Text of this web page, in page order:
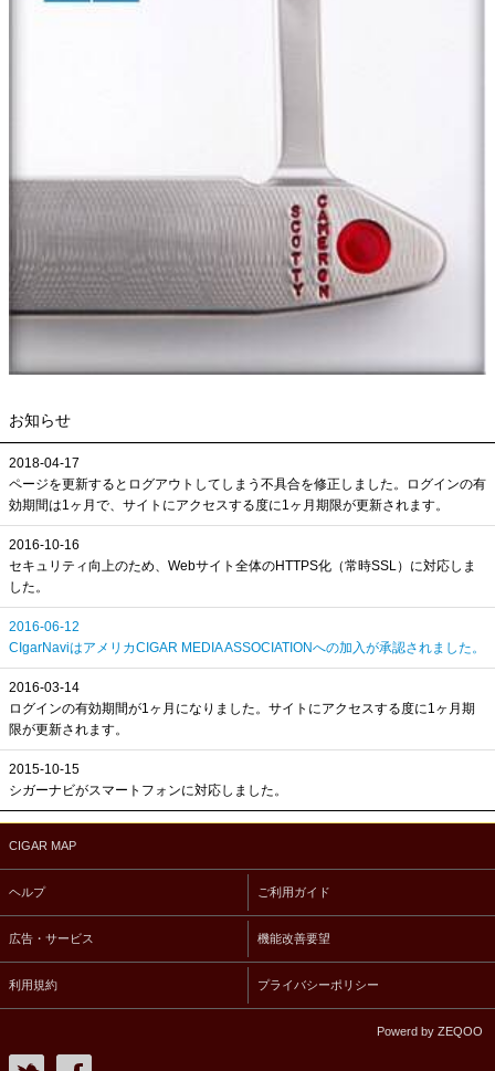
お知らせ
2018-04-17
ページを更新するとログアウトしてしまう不具合を修正しました。ログインの有
効期間は1ヶ月で、サイトにアクセスする度に1ヶ月期限が更新されます。
2016-10-16
セキュリティ向上のため、Webサイト全体のHTTPS化（常時SSL）に対応しま
した。
2016-06-12
CIgarNaviはアメリカCIGAR MEDIA ASSOCIATIONへの加入が承認されました。
2016-03-14
ログインの有効期間が1ヶ月になりました。サイトにアクセスする度に1ヶ月期
限が更新されます。
2015-10-15
シガーナビがスマートフォンに対応しました。
CIGAR MAP
ヘルプ ご利用ガイド
広告・サービス 機能改善要望
利用規約 プライバシーポリシー
Powerd by ZEQOO